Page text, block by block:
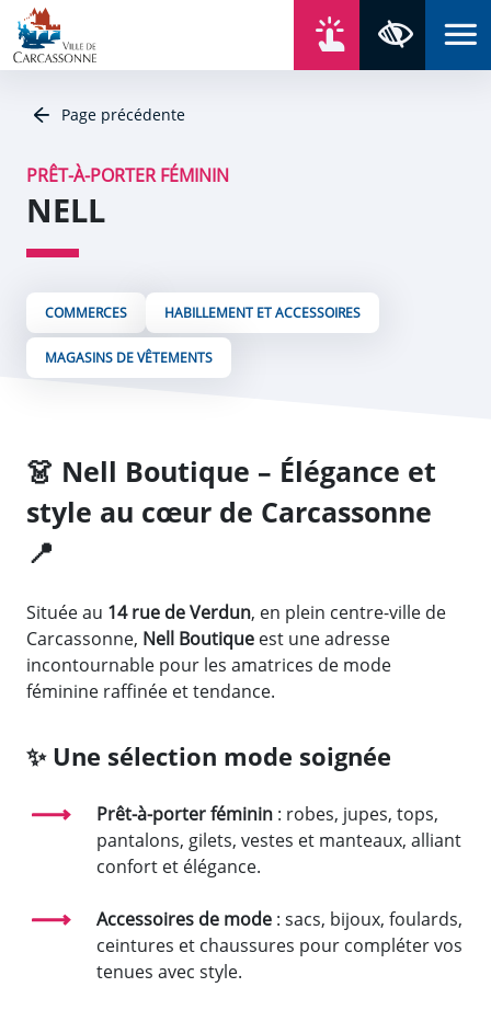
Aller au contenu
Aller au menu
Aller au plan du site
Aller à la recherche
Page précédente
PRÊT-À-PORTER FÉMININ
NELL
COMMERCES HABILLEMENT ET ACCESSOIRES
MAGASINS DE VÊTEMENTS
👗 Nell Boutique – Élégance et
style au cœur de Carcassonne
📍
Située au 14 rue de Verdun, en plein centre-ville de
Carcassonne, Nell Boutique est une adresse
incontournable pour les amatrices de mode
féminine raffinée et tendance.
✨ Une sélection mode soignée
Prêt-à-porter féminin : robes, jupes, tops,
pantalons, gilets, vestes et manteaux, alliant
confort et élégance.
Accessoires de mode : sacs, bijoux, foulards,
ceintures et chaussures pour compléter vos
tenues avec style.
Panneau de gestion des cookies